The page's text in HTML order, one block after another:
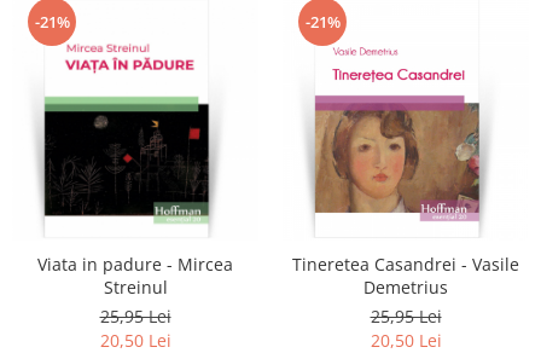
-21%
Viata in padure - Mircea
Streinul
25,95 Lei
20,50 Lei
-21%
Tineretea Casandrei - Vasile
Demetrius
25,95 Lei
20,50 Lei